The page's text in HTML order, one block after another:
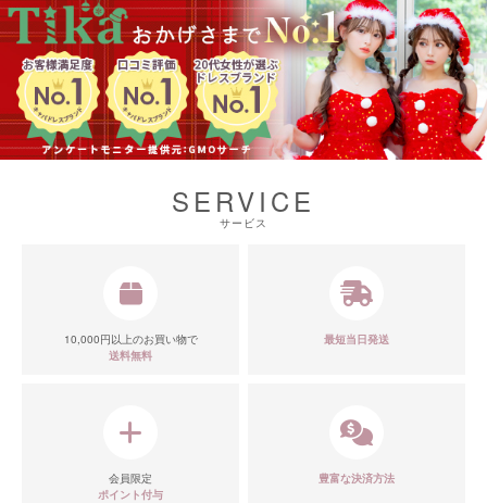
SERVICE
サービス
10,000円以上のお買い物で
送料無料
最短当日発送
会員限定
ポイント付与
豊富な決済方法